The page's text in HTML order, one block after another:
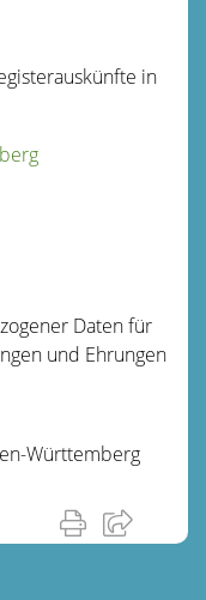
in
Daten für
und Ehrungen
Württemberg